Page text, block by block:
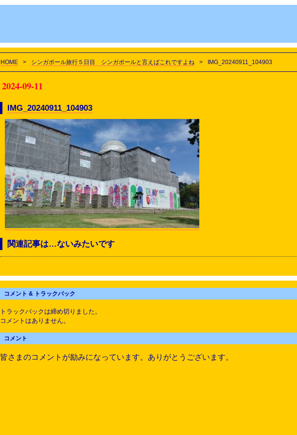
HOME > シンガポール旅行５日目 シンガポールと言えばこれですよね > IMG_20240911_104903
2024-09-11
IMG_20240911_104903
関連記事は…ないみたいです
コメント & トラックバック
トラックバックは締め切りました。
コメントはありません。
コメント
皆さまのコメントが励みになっています。ありがとうございます。